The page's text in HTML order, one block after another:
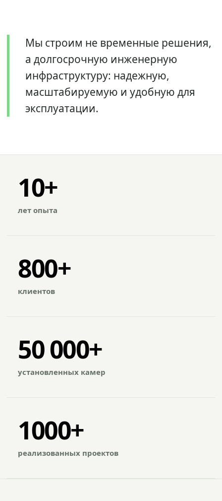
Мы строим не временные решения,
а долгосрочную инженерную
инфраструктуру: надежную,
масштабируемую и удобную для
эксплуатации.
10+
лет опыта
800+
клиентов
50 000+
установленных камер
1000+
реализованных проектов